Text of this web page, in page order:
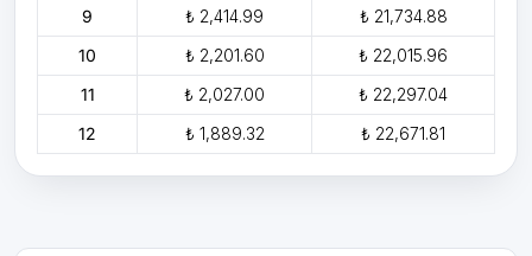
9
₺ 2,414.99
₺ 21,734.88
10
₺ 2,201.60
₺ 22,015.96
11
₺ 2,027.00
₺ 22,297.04
12
₺ 1,889.32 ₺ 22,671.81